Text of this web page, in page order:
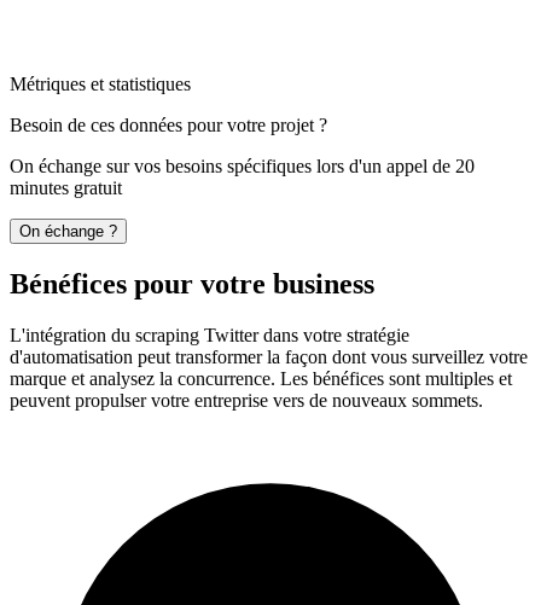
Métriques et statistiques
Besoin de ces données pour votre projet ?
On échange sur vos besoins spécifiques lors d'un appel de 20
minutes gratuit
On échange ?
Bénéfices pour votre business
L'intégration du scraping Twitter dans votre stratégie
d'automatisation peut transformer la façon dont vous surveillez votre
marque et analysez la concurrence. Les bénéfices sont multiples et
peuvent propulser votre entreprise vers de nouveaux sommets.